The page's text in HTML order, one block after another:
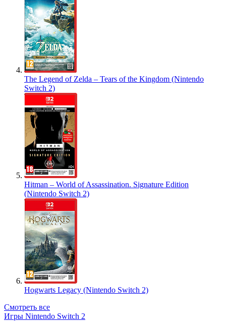
The Legend of Zelda – Tears of the Kingdom (Nintendo
Switch 2)
Hitman – World of Assassination. Signature Edition
(Nintendo Switch 2)
Hogwarts Legacy (Nintendo Switch 2)
Смотреть все
Игры Nintendo Switch 2